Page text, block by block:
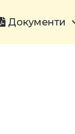
Документи